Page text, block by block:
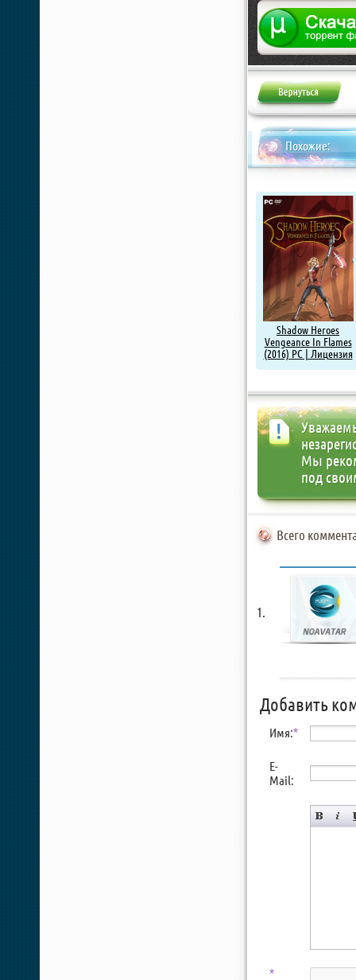
Жалоба
Похожие:
Shadow Heroes
Vengeance In Flames
(2016) PC | Лицензия
Мы
под
Всего
Добавить
Имя:*
E-
Mail:
*